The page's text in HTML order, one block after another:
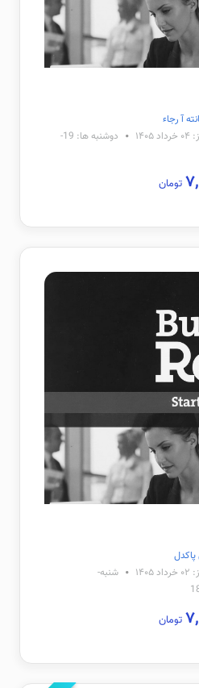
آ رجاء
دوشنبه ها: 19-
تومان
شنبه-
تومان